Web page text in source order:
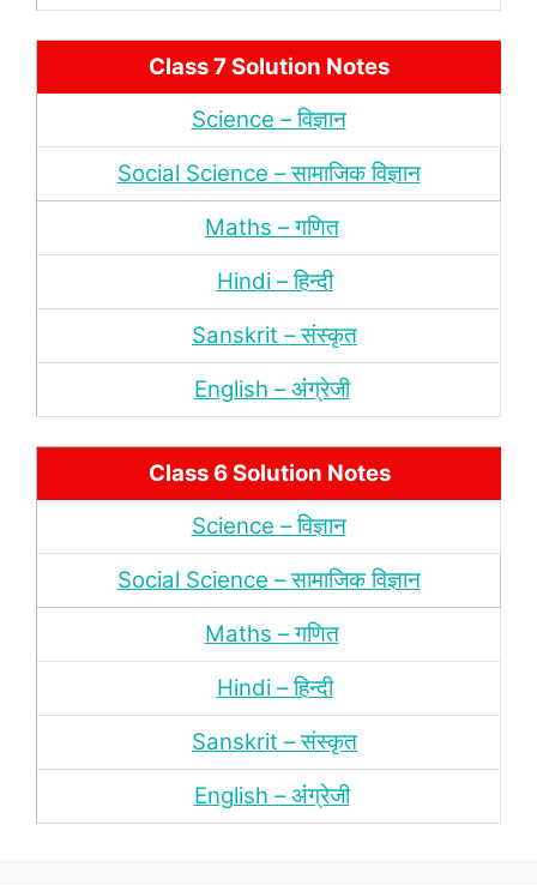
Class 7 Solution Notes
Science – विज्ञान
Social Science – सामाजिक विज्ञान
Maths – गणित
Hindi – हिन्‍दी
Sanskrit – संस्‍कृत
English – अंंग्रेजी
Class 6 Solution Notes
Science – विज्ञान
Social Science – सामाजिक विज्ञान
Maths – गणित
Hindi – हिन्‍दी
Sanskrit – संस्‍कृत
English – अंंग्रेजी